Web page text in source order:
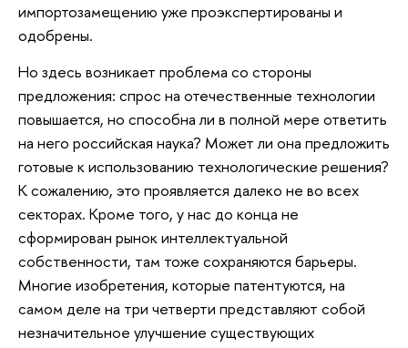
импортозамещению уже проэкспертированы и
одобрены.
Но здесь возникает проблема со стороны
предложения: спрос на отечественные технологии
повышается, но способна ли в полной мере ответить
на него российская наука? Может ли она предложить
готовые к использованию технологические решения?
К сожалению, это проявляется далеко не во всех
секторах. Кроме того, у нас до конца не
сформирован рынок интеллектуальной
собственности, там тоже сохраняются барьеры.
Многие изобретения, которые патентуются, на
самом деле на три четверти представляют собой
незначительное улучшение существующих